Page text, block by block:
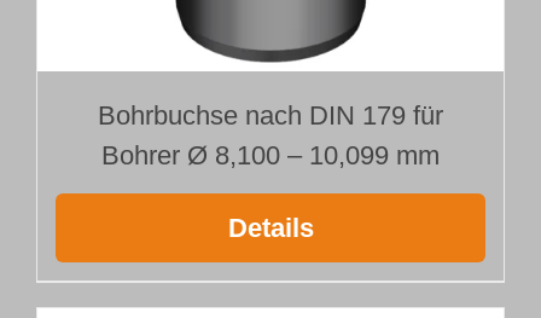
Bohrbuchse nach DIN 179 für
Bohrer Ø 8,100 – 10,099 mm
Details